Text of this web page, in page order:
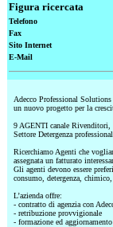
Figura ricercata
Telefono
Fax
Sito Internet
E-Mail
Adecco Professional
un nuovo progetto per la
9 AGENTI canale
Settore Detergenza
Ricerchiamo Agenti che
assegnata un fatturato
Gli agenti devono essere
consumo, detergenza,
L’azienda offre:
- contratto di agenzia con
- retribuzione provvigionale
- formazione ed aggiornamento